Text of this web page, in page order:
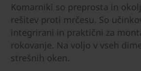
Komarniki so preprosta in
rešitev proti mrčesu. So
integrirani in praktični za
rokovanje. Na voljo v vseh
strešnih oken.